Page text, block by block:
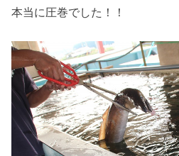
本当に圧巻でした！！